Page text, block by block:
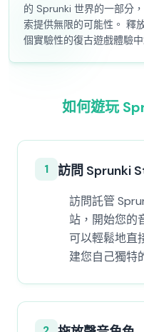
的 Sprunki 世界的一部分
索提供無限的可能性。 釋
個實驗性的復古遊戲體驗
如何遊玩
1 訪問 Sprunki
訪問託管
站，開始您的
可以輕鬆地直
建您自己獨特